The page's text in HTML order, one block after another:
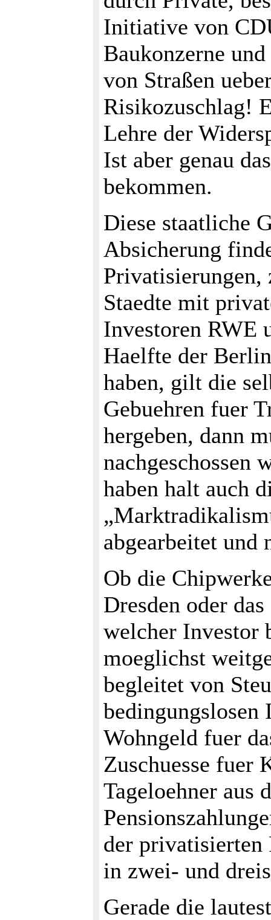
Initiative von
Baukonzerne
von Straßen
Risikozuschlag!
Lehre der
Ist aber genau
bekommen.
Diese staatliche
Absicherung
Privatisierungen,
Staedte mit
Investoren RWE
Haelfte der
haben, gilt die
Gebuehren fuer
hergeben, dann
nachgeschossen
haben halt auch
abgearbeitet und
Ob die
Dresden oder
welcher Investor
moeglichst
begleitet von
Wohngeld fuer
Zuschuesse fuer
Tageloehner aus
der privatisierten
in zwei- und
Gerade die